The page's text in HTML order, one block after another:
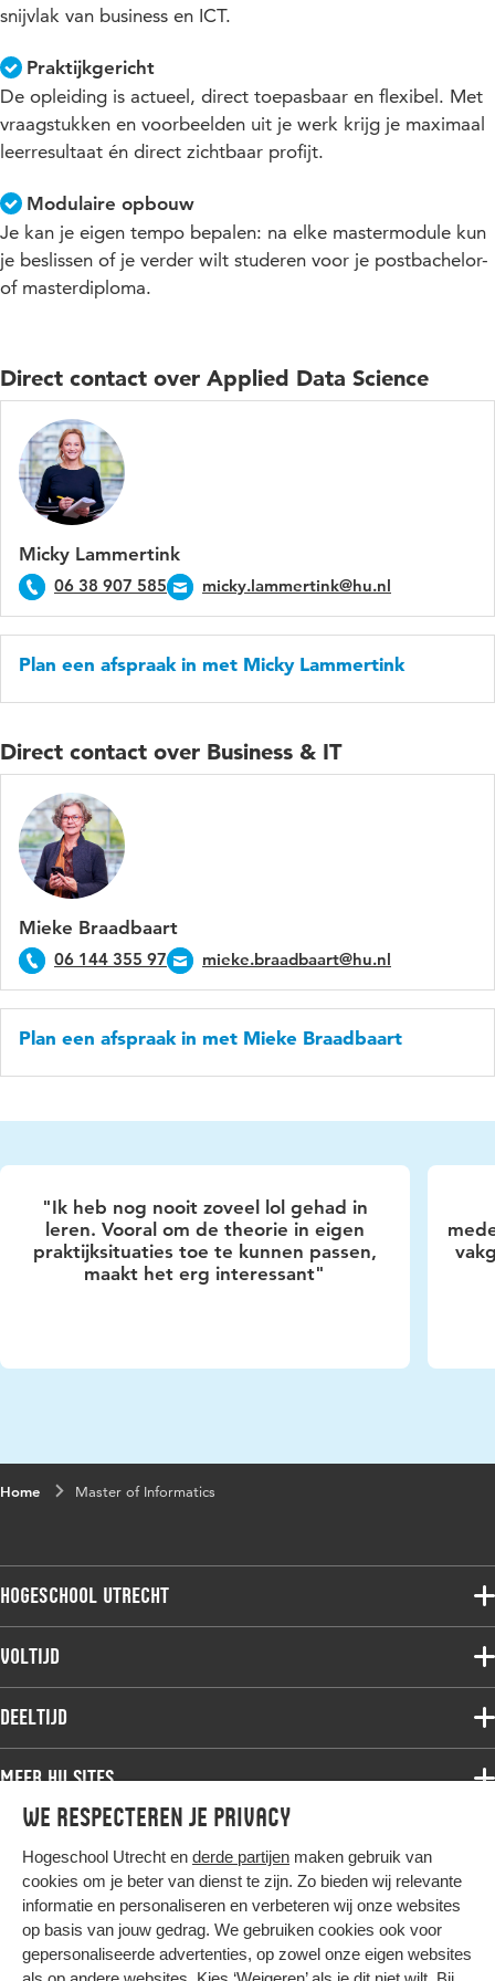
We respecteren je privacy
Hogeschool Utrecht en derde partijen maken gebruik van
cookies om je beter van dienst te zijn. Zo bieden wij relevante
informatie en personaliseren en verbeteren wij onze websites
op basis van jouw gedrag. We gebruiken cookies ook voor
gepersonaliseerde advertenties, op zowel onze eigen websites
snijvlak van business en ICT.
Praktijkgericht
De opleiding is actueel, direct toepasbaar en flexibel. Met
vraagstukken en voorbeelden uit je werk krijg je maximaal
leerresultaat én direct zichtbaar profijt.
Modulaire opbouw
Je kan je eigen tempo bepalen: na elke mastermodule kun
je beslissen of je verder wilt studeren voor je postbachelor-
of masterdiploma.
Direct contact over Applied Data Science
Micky Lammertink
06 38 907 585 micky.lammertink@hu.nl
Plan een afspraak in met Micky Lammertink
Direct contact over Business & IT
Mieke Braadbaart
06 144 355 97 mieke.braadbaart@hu.nl
Plan een afspraak in met Mieke Braadbaart
"Ik heb nog nooit zoveel lol gehad in
leren. Vooral om de theorie in eigen
praktijksituaties toe te kunnen passen,
maakt het erg interessant"
Home Master of Informatics
Hogeschool Utrecht
Voltijdopleidingen
Onderzoek
Werken bij de HU
Contact
Voltijd
Associate degree
Master
Studiekeuze voltijd
Deeltijd
Associate degree
Bachelor
Master
Post-master
Studiekeuze deeltijd
Meer HU sites
HU International
HU Bibliotheek
HU Ontwikkelt
Duurzame HU
Intranet
Hier komt alles samen